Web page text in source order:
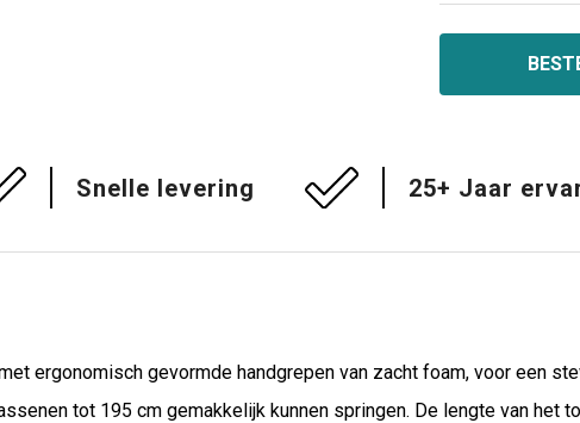
Snelle levering 25+ Jaar
ergonomisch gevormde handgrepen van zacht foam, voor een
tot 195 cm gemakkelijk kunnen springen. De lengte van het